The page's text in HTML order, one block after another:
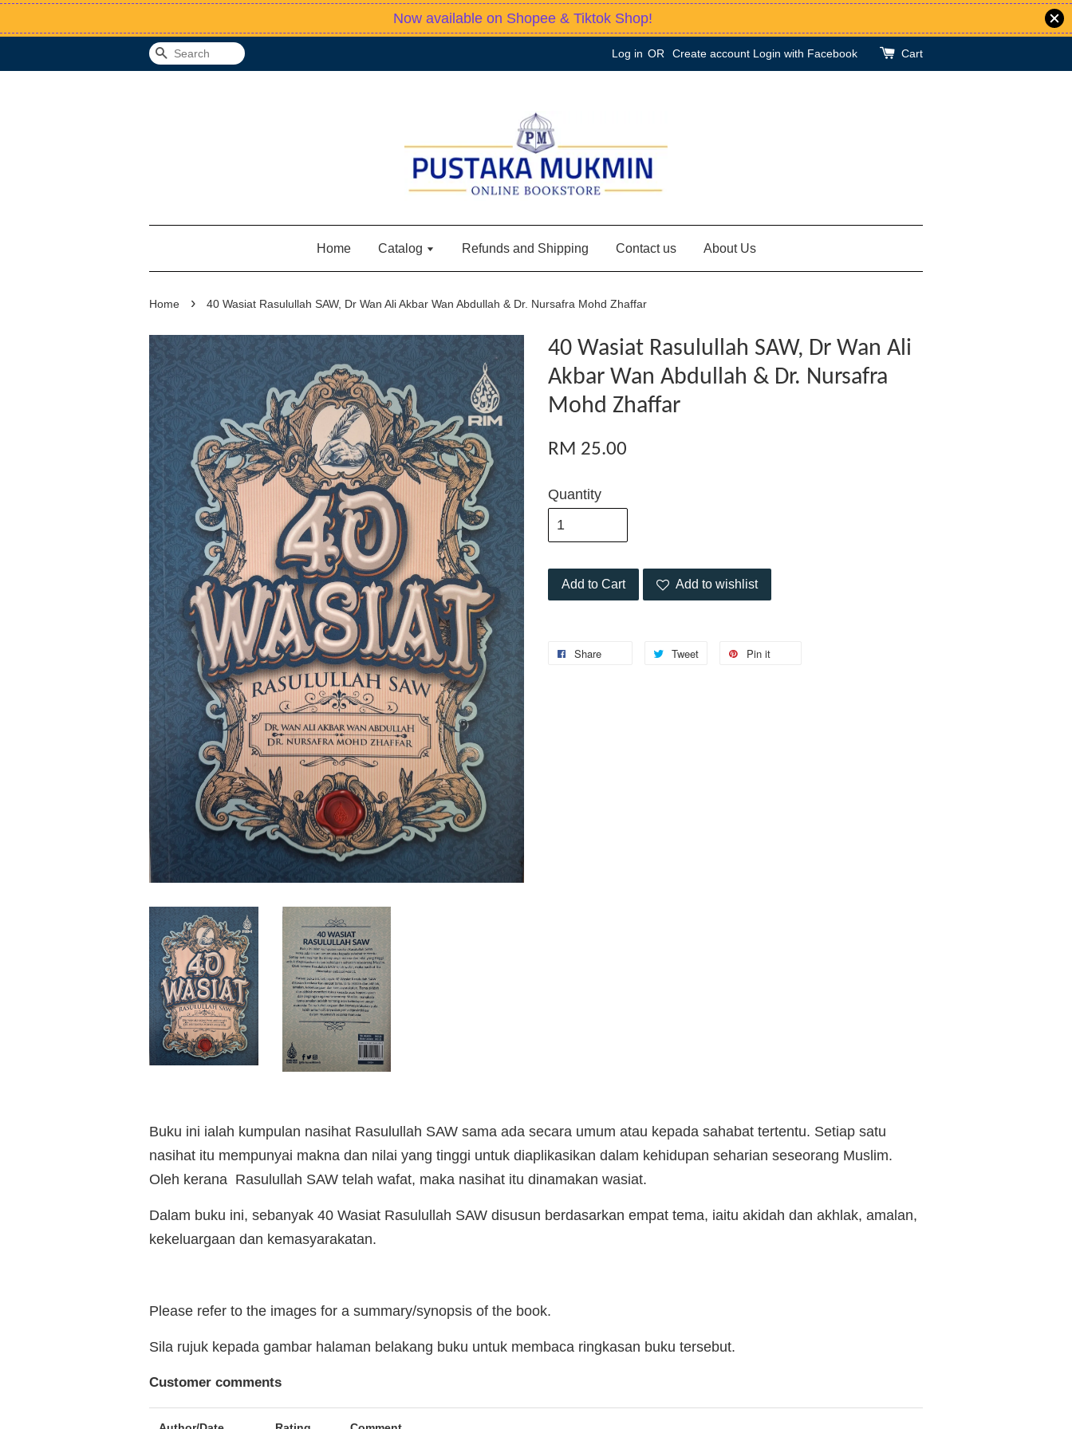
Now available on Shopee & Tiktok Shop!
Search Log in OR Create account Login with Facebook Cart
Home Catalog Refunds and Shipping Contact us About Us
Home › 40 Wasiat Rasulullah SAW, Dr Wan Ali Akbar Wan Abdullah & Dr. Nursafra Mohd Zhaffar
40 Wasiat Rasulullah SAW, Dr Wan Ali
Akbar Wan Abdullah & Dr. Nursafra
Mohd Zhaffar
RM 25.00
Quantity
Add to Cart Add to wishlist
Share Tweet Pin it
Buku ini ialah kumpulan nasihat Rasulullah SAW sama ada secara umum atau kepada sahabat tertentu. Setiap satu
nasihat itu mempunyai makna dan nilai yang tinggi untuk diaplikasikan dalam kehidupan seharian seseorang Muslim.
Oleh kerana Rasulullah SAW telah wafat, maka nasihat itu dinamakan wasiat.
Dalam buku ini, sebanyak 40 Wasiat Rasulullah SAW disusun berdasarkan empat tema, iaitu akidah dan akhlak, amalan,
kekeluargaan dan kemasyarakatan.
Please refer to the images for a summary/synopsis of the book.
Sila rujuk kepada gambar halaman belakang buku untuk membaca ringkasan buku tersebut.
Customer comments